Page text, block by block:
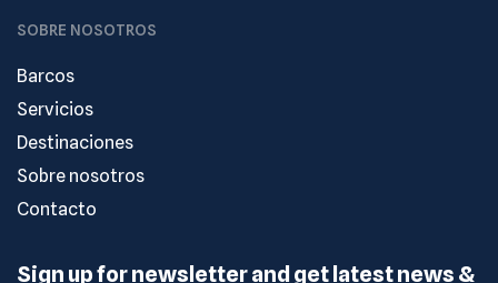
SOBRE NOSOTROS
Barcos
Servicios
Destinaciones
Sobre nosotros
Contacto
Sign up for newsletter and get latest news &